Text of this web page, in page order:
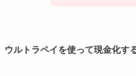
ウルトラペイを使って現金化す